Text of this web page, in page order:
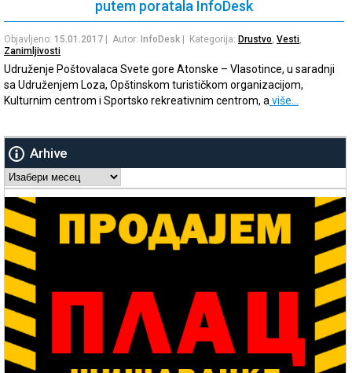
putem poratala InfoDesk
Objavljeno: 15.01.2017 | Autor: InfoDesk | Kategorija: Drustvo Vesti
Zanimljivosti
Udruženje Poštovalaca Svete gore Atonske – Vlasotince, u saradnji
sa Udruženjem Loza, Opštinskom turističkom organizacijom,
Kulturnim centrom i Sportsko rekreativnim centrom, a više…
Arhive
Arhive